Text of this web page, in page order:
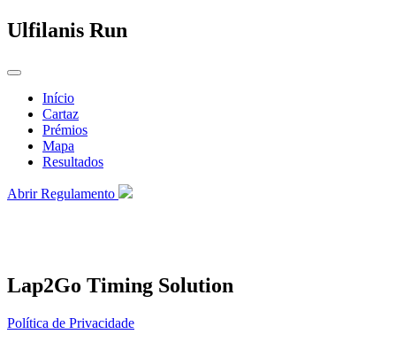
Ulfilanis Run
Início
Cartaz
Prémios
Mapa
Resultados
Abrir Regulamento
Lap2Go Timing Solution
Política de Privacidade